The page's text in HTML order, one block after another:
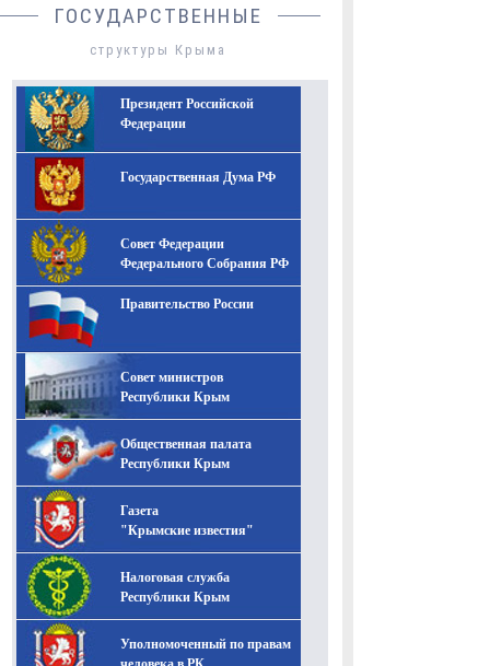
ГОСУДАРСТВЕННЫЕ
структуры Крыма
Президент Российской
Федерации
Государственная Дума РФ
Совет Федерации
Федерального Собрания РФ
Правительство России
Совет министров
Республики Крым
Общественная палата
Республики Крым
Газета
"Крымские известия"
Налоговая служба
Республики Крым
Уполномоченный по правам